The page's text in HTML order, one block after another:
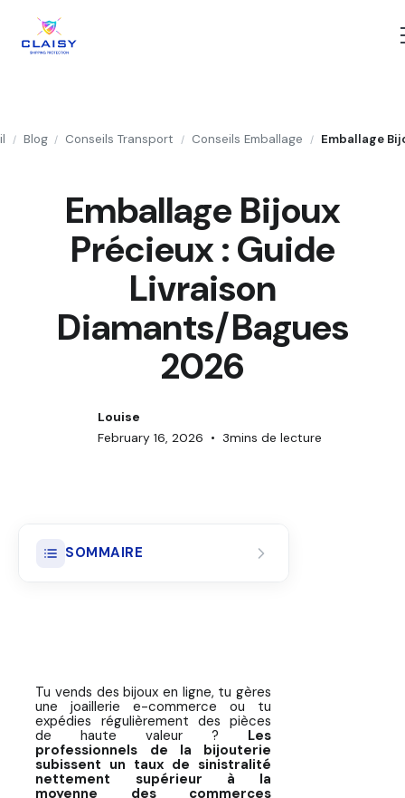
/ Blog / Conseils Transport / Conseils Emballage /
Emballage Bijoux
Précieux : Guide
Livraison
Diamants/Bagues
2026
Louise
February 16, 2026 • 3mins de lecture
SOMMAIRE
💍 9 étapes pour emballer et
expédier parfaitement tes bijoux
précieux
Que faire si ton bijou arrive, après
Tu vends des bijoux en ligne, tu gères
une joaillerie e-commerce ou tu
expédies régulièrement des pièces
de haute valeur ? Les
professionnels de la bijouterie
subissent un taux de sinistralité
nettement supérieur à la
moyenne des commerces